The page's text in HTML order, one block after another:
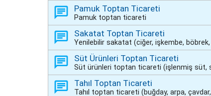
Pamuk Toptan Ticareti
Pamuk toptan ticareti
Sakatat Toptan Ticareti
Yenilebilir sakatat (ciğer, işkembe,
Süt Ürünleri Toptan Ticareti
Süt ürünleri toptan ticareti (işlenmiş süt,
Tahıl Toptan Ticareti
Tahıl toptan ticareti (buğday, arpa,